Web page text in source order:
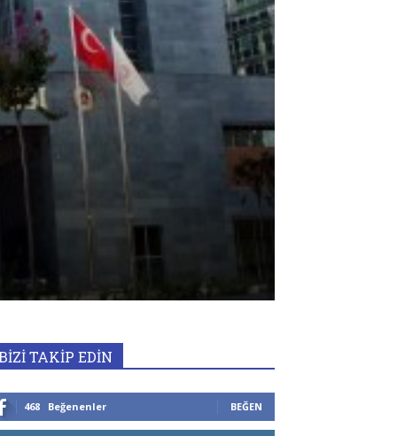
TAKİP EDİN
468 Beğenenler BEĞEN